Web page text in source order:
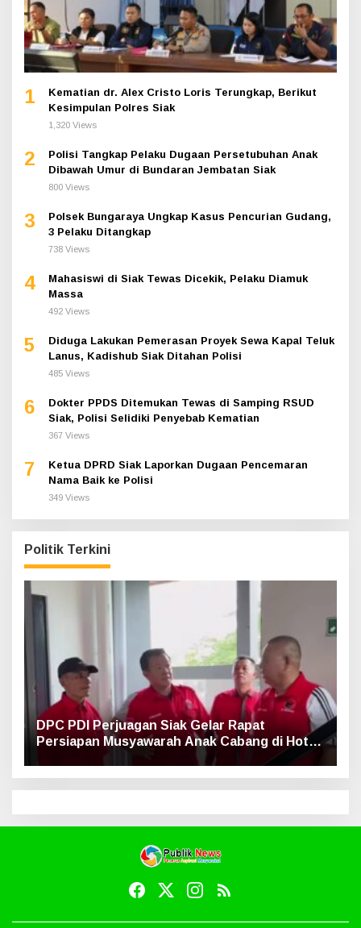
1
Kematian dr. Alex Cristo Loris Terungkap, Berikut
Kesimpulan Polres Siak
1,320 Views
2
Polisi Tangkap Pelaku Dugaan Persetubuhan Anak
Dibawah Umur di Bundaran Jembatan Siak
800 Views
3
Polsek Bungaraya Ungkap Kasus Pencurian Gudang,
3 Pelaku Ditangkap
738 Views
4
Mahasiswi di Siak Tewas Dicekik, Pelaku Diamuk
Massa
492 Views
5
Diduga Lakukan Pemerasan Proyek Sewa Kapal Teluk
Lanus, Kadishub Siak Ditahan Polisi
485 Views
6
Dokter PPDS Ditemukan Tewas di Samping RSUD
Siak, Polisi Selidiki Penyebab Kematian
367 Views
7
Ketua DPRD Siak Laporkan Dugaan Pencemaran
Nama Baik ke Polisi
349 Views
Politik Terkini
DPC PDI Perjuagan Siak Gelar Rapat
Persiapan Musyawarah Anak Cabang di Hotel